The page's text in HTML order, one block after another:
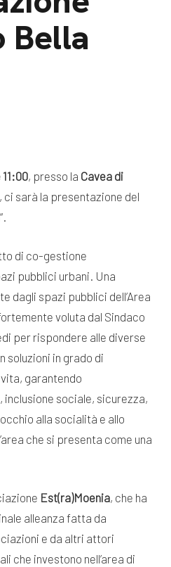
Bella
, presso la Cavea di
ci sarà la presentazione del
“.
di co-gestione
pubblici urbani. Una
dagli spazi pubblici dell’Area
voluta dal Sindaco
per rispondere alle diverse
soluzioni in grado di
garantendo
sociale, sicurezza,
alla socialità e allo
che si presenta come una
Est(ra)Moenia, che ha
alleanza fatta da
e da altri attori
che investono nell’area di
dal Sud
Campagne
e blog progetti